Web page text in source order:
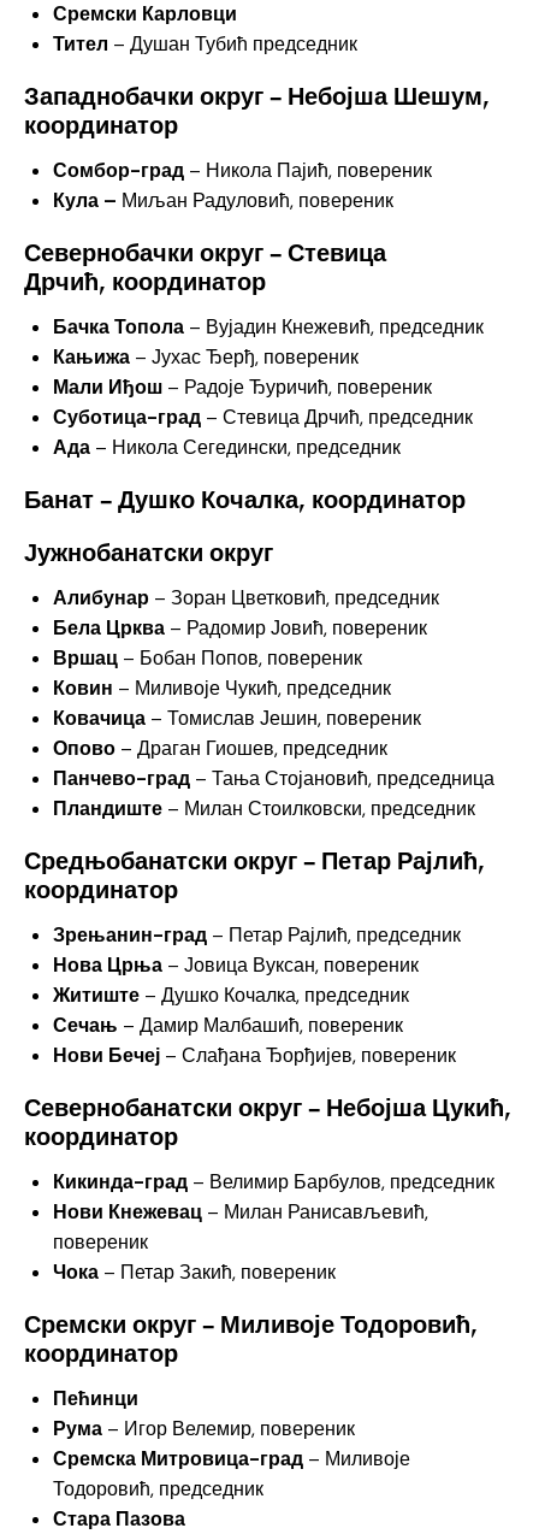
Сремски Карловци
Тител – Душан Тубић председник
Западнобачки округ – Небојша Шешум,
координатор
Сомбор-град – Никола Пајић, повереник
Кула – Миљан Радуловић, повереник
Севернобачки округ – Стевица
Дрчић, координатор
Бачка Топола – Вујадин Кнежевић, председник
Кањижа – Јухас Ђерђ, повереник
Мали Иђош – Радоје Ђуричић, повереник
Суботица-град – Стевица Дрчић, председник
Ада – Никола Сегедински, председник
Банат – Душко Кочалка, координатор
Јужнобанатски округ
Алибунар – Зоран Цветковић, председник
Бела Црква – Радомир Јовић, повереник
Вршац – Бобан Попов, повереник
Ковин – Миливоје Чукић, председник
Ковачица – Томислав Јешин, повереник
Опово – Драган Гиошев, председник
Панчево-град – Тања Стојановић, председница
Пландиште – Милан Стоилковски, председник
Средњобанатски округ – Петар Рајлић,
координатор
Зрењанин-град – Петар Рајлић, председник
Нова Црња – Јовица Вуксан, повереник
Житиште – Душко Кочалка, председник
Сечањ – Дамир Малбашић, повереник
Нови Бечеј – Слађана Ђорђијев, повереник
Севернобанатски округ – Небојша Цукић,
координатор
Кикинда-град – Велимир Барбулов, председник
Нови Кнежевац – Милан Ранисављевић,
повереник
Чока – Петар Закић, повереник
Сремски округ – Миливоје Тодоровић,
координатор
Пећинци
Рума – Игор Велемир, повереник
Сремска Митровица-град – Миливоје
Тодоровић, председник
Стара Пазова